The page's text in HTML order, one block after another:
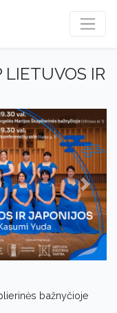
LIETUVOS IR
Next
bažnyčioje